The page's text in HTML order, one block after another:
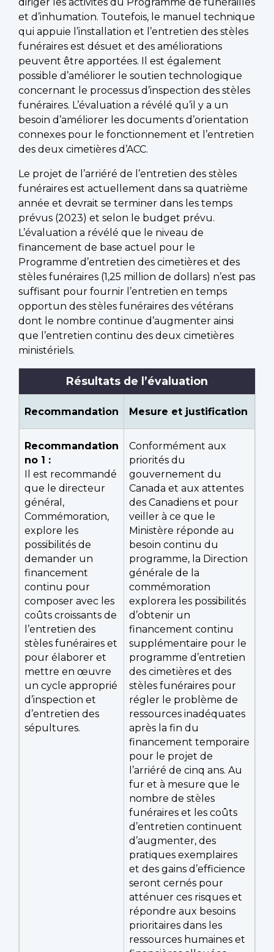
diriger les activités du Programme de funérailles
et d’inhumation. Toutefois, le manuel technique
qui appuie l’installation et l’entretien des stèles
funéraires est désuet et des améliorations
peuvent être apportées. Il est également
possible d’améliorer le soutien technologique
concernant le processus d’inspection des stèles
funéraires. L’évaluation a révélé qu’il y a un
besoin d’améliorer les documents d’orientation
connexes pour le fonctionnement et l’entretien
des deux cimetières d’ACC.
Le projet de l’arriéré de l’entretien des stèles
funéraires est actuellement dans sa quatrième
année et devrait se terminer dans les temps
prévus (2023) et selon le budget prévu.
L’évaluation a révélé que le niveau de
financement de base actuel pour le
Programme d’entretien des cimetières et des
stèles funéraires (1,25 million de dollars) n’est pas
suffisant pour fournir l’entretien en temps
opportun des stèles funéraires des vétérans
dont le nombre continue d’augmenter ainsi
que l’entretien continu des deux cimetières
ministériels.
Résultats de l’évaluation
Recommandation Mesure et justification
Recommandation
no 1 :
Il est recommandé
que le directeur
général,
Commémoration,
explore les
possibilités de
demander un
financement
continu pour
composer avec les
coûts croissants de
l’entretien des
stèles funéraires et
pour élaborer et
mettre en œuvre
un cycle approprié
d’inspection et
d’entretien des
sépultures.
Conformément aux
priorités du
gouvernement du
Canada et aux attentes
des Canadiens et pour
veiller à ce que le
Ministère réponde au
besoin continu du
programme, la Direction
générale de la
commémoration
explorera les possibilités
d’obtenir un
financement continu
supplémentaire pour le
programme d’entretien
des cimetières et des
stèles funéraires pour
régler le problème de
ressources inadéquates
après la fin du
financement temporaire
pour le projet de
l’arriéré de cinq ans. Au
fur et à mesure que le
nombre de stèles
funéraires et les coûts
d’entretien continuent
d’augmenter, des
pratiques exemplaires
et des gains d’efficience
seront cernés pour
atténuer ces risques et
répondre aux besoins
prioritaires dans les
ressources humaines et